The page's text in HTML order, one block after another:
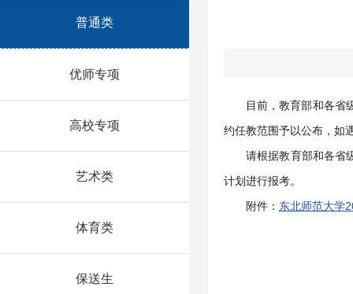
普通类
优师专项
高校专项
艺术类
体育类
保送生
目前，教育部和各省
约任教范围予以公布，如
请根据教育部和各省
计划进行报考。
附件： 东北师范大学